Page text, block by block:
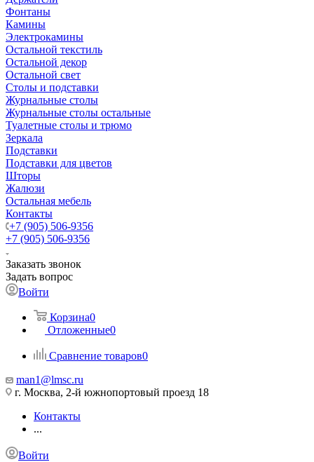
Фонтаны
Камины
Электрокамины
Остальной текстиль
Остальной декор
Остальной свет
Столы и подставки
Журнальные столы
Журнальные столы остальные
Туалетные столы и трюмо
Зеркала
Подставки
Подставки для цветов
Шторы
Жалюзи
Остальная мебель
Контакты
+7 (905) 506-9356
+7 (905) 506-9356
Заказать звонок
Задать вопрос
Войти
Корзина0
Отложенные0
Сравнение товаров0
man1@lmsc.ru
г. Москва, 2-й южнопортовый проезд 18
Контакты
...
Войти